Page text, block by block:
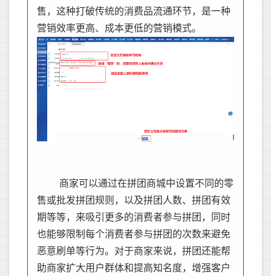
售，这种打破传统的消费品流通环节，是一种
营销效率更高、成本更低的营销模式。
商家可以通过在拼团商城中设置不同的零
售或批发拼团规则，以及拼团人数、拼团有效
期等等，来吸引更多的消费者参与拼团，同时
也能够限制每个消费者参与拼团的次数来避免
恶意刷单等行为。 对于商家来说，拼团还能帮
助商家扩大用户群体和提高知名度，增强客户